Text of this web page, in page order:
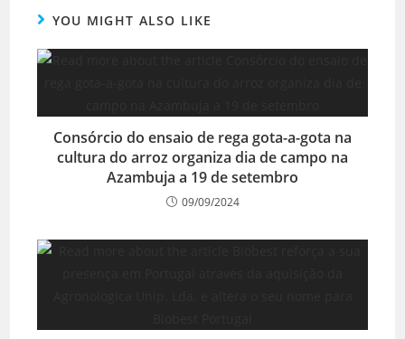
YOU MIGHT ALSO LIKE
Consórcio do ensaio de rega gota-a-gota na
cultura do arroz organiza dia de campo na
Azambuja a 19 de setembro
09/09/2024